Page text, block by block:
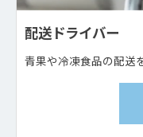
配送ドライバー